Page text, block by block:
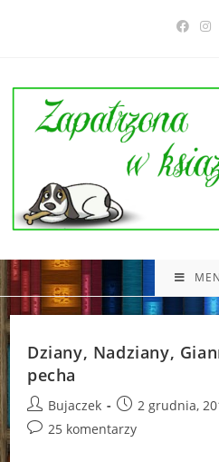
Dziany, Nadziany,
pecha
Post
author:
Bujaczek
Post
published:
2 grudnia,
Post25 komentarzy